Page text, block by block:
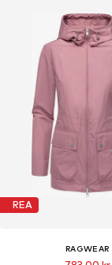
REA
RAGWEAR